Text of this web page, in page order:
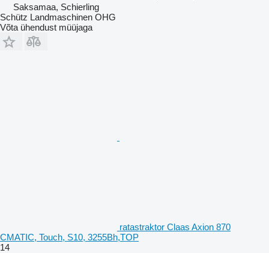
Saksamaa, Schierling
Schütz Landmaschinen OHG
Võta ühendust müüjaga
ratastraktor Claas Axion 870
CMATIC, Touch, S10, 3255Bh,TOP
14